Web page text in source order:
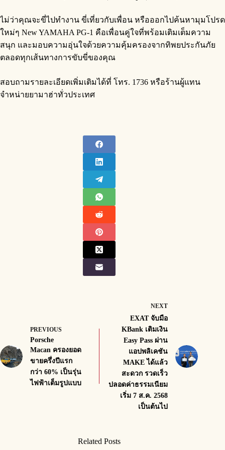
ไม่ว่าคุณจะขี่ไปทำงาน ขี่เที่ยวกับเพื่อน หรือออกไปค้นหามุมโปรด
ใหม่ๆ New YAMAHA PG-1 คือเพื่อนคู่ใจที่พร้อมเติมเต็มความ
สนุก และมอบความอุ่นใจด้วยความคุ้มครองจากทิพยประกันภัย
ตลอดทุกเส้นทางการขับขี่ของคุณ
สอบถามรายละเอียดเพิ่มเติมได้ที่ โทร. 1736 หรือร้านผู้แทน
จำหน่ายยามาฮ่าทั่วประเทศ
PREVIOUS
Porsche
Macan ครองยอด
ขายครึ่งปีแรก
กว่า 60% เป็นรุ่น
ไฟฟ้าเต็มรูปแบบ
NEXT
EXAT จับมือ
KBank เติมเงิน
Easy Pass ผ่าน
แอปพลิเคชัน
MAKE ได้แล้ว
สะดวก รวดเร็ว
ปลอดค่าธรรมเนียม
เริ่ม 7 ส.ค. 2568
เป็นต้นไป
Related Posts